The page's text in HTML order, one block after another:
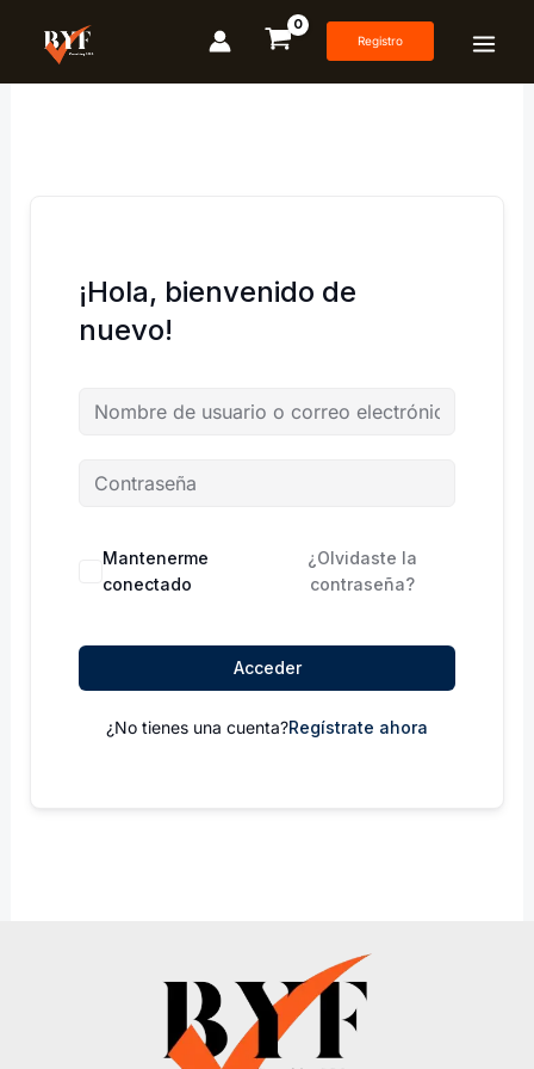
contenido
Registro
¡Hola, bienvenido de
nuevo!
Mantenerme
conectado
¿Olvidaste la
contraseña?
Acceder
¿No tienes una cuenta?Regístrate ahora